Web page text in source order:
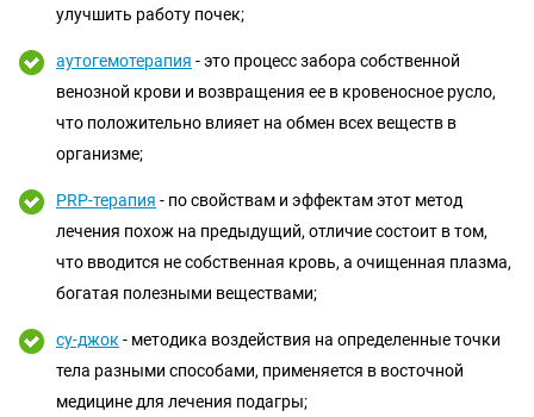
улучшить работу почек;
аутогемотерапия - это процесс забора собственной
венозной крови и возвращения ее в кровеносное русло,
что положительно влияет на обмен всех веществ в
организме;
PRP-терапия - по свойствам и эффектам этот метод
лечения похож на предыдущий, отличие состоит в том,
что вводится не собственная кровь, а очищенная плазма,
богатая полезными веществами;
су-джок - методика воздействия на определенные точки
тела разными способами, применяется в восточной
медицине для лечения подагры;